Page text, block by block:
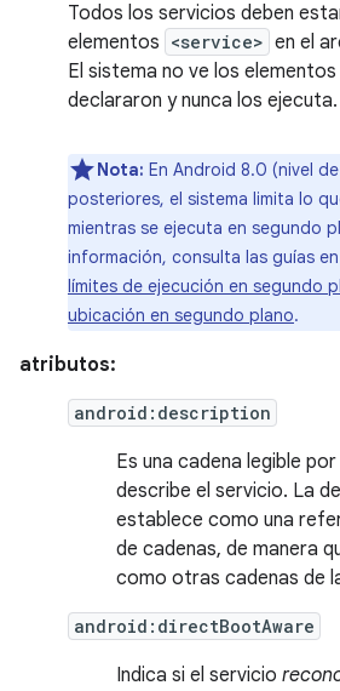
Todos los servicios deben
elementos <service> en el
El sistema no ve los elementos
declararon y nunca los ejecuta.
Nota: En Android 8.0 (nivel
posteriores, el sistema limita lo
mientras se ejecuta en segundo
información, consulta las guías
límites de ejecución en segundo
ubicación en segundo plano.
atributos:
android:description
Es una cadena legible
describe el servicio. La
establece como una
de cadenas, de manera
como otras cadenas de
android:directBootAware
Indica si el servicio